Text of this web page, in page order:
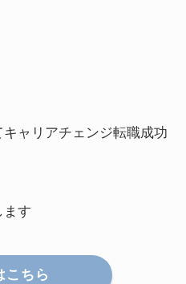
ャリアチェンジ転職成功
ます
こちら